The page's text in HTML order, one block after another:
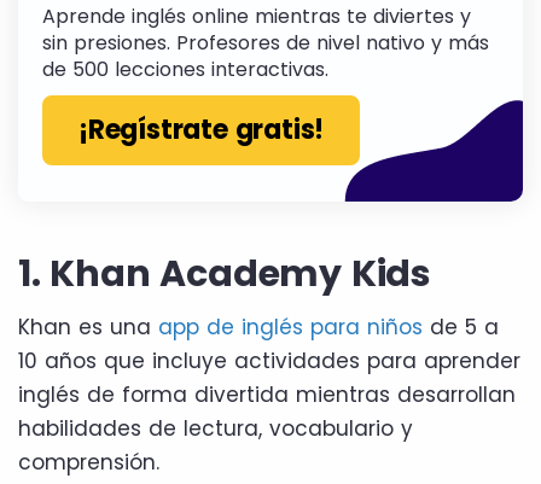
Aprende inglés online mientras te diviertes y
sin presiones. Profesores de nivel nativo y más
de 500 lecciones interactivas.
¡Regístrate gratis!
1. Khan Academy Kids
Khan es una app de inglés para niños de 5 a
10 años que incluye actividades para aprender
inglés de forma divertida mientras desarrollan
habilidades de lectura, vocabulario y
comprensión.